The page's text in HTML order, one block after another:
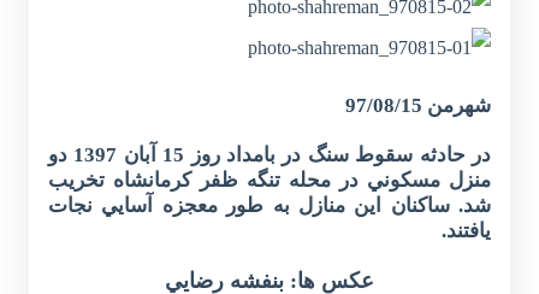
شهرمن 97/08/15
در حادثه سقوط سنگ در بامداد روز 15 آبان 1397 دو
منزل مسكوني در محله تنگه ظفر كرمانشاه تخريب
شد. ساكنان اين منازل به طور معجزه آسايي نجات
يافتند.
عكس ها: بنفشه رضايي